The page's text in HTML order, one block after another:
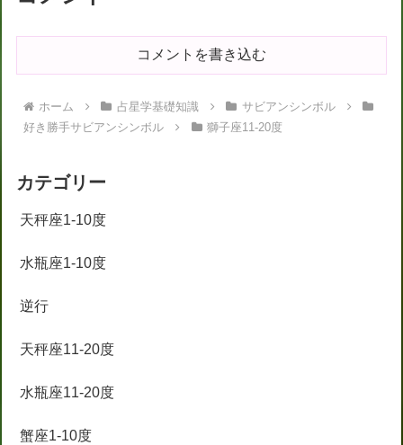
コメントを書き込む
ホーム 占星学基礎知識
サビアンシンボル
好き勝手サビアンシンボル
獅子座11-20度
カテゴリー
天秤座1-10度
水瓶座1-10度
逆行
天秤座11-20度
水瓶座11-20度
蟹座1-10度